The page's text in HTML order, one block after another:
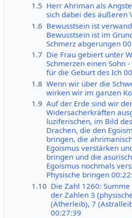
1.5 Herr Ahriman als
sich dabei des äußeren
1.6 Bewusstsein ist
Bewusstsein ist im
Schmerz abgerungen
1.7 Die Frau gebiert unter
Schmerzen einen Sohn
für die Geburt des Ich
1.8 Wenn wir über die
wirken wir im ganzen
1.9 Auf der Erde sind wir
Widersacherkräften
luziferischen, im Bild
Drachen, die den
bringen, die
Egoismus verstärken
bringen und die
Egoismus nochmals
Physische bringen
1.10 Die Zahl 1260:
der Zahlen 3
(Ätherleib), 7
00:27:39